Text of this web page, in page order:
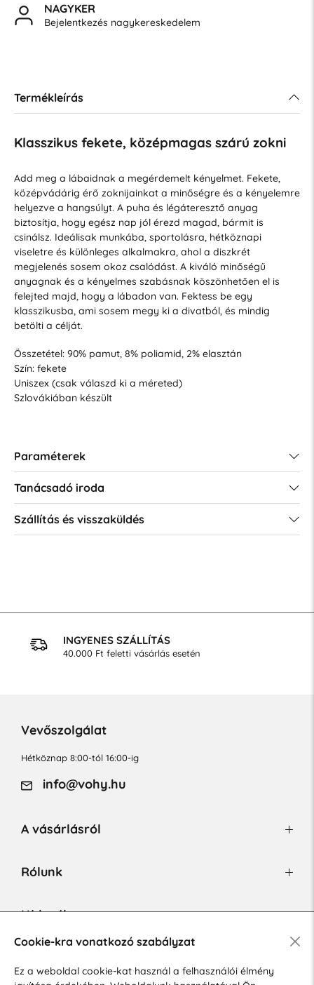
NAGYKER
Bejelentkezés nagykereskedelem
Termékleírás
Klasszikus fekete, középmagas szárú zokni
Add meg a lábaidnak a megérdemelt kényelmet. Fekete,
középvádárig érő zoknijainkat a minőségre és a kényelemre
helyezve a hangsúlyt. A puha és légáteresztő anyag
biztosítja, hogy egész nap jól érezd magad, bármit is
csinálsz. Ideálisak munkába, sportolásra, hétköznapi
viseletre és különleges alkalmakra, ahol a diszkrét
megjelenés sosem okoz csalódást. A kiváló minőségű
anyagnak és a kényelmes szabásnak köszönhetően el is
felejted majd, hogy a lábadon van. Fektess be egy
klasszikusba, ami sosem megy ki a divatból, és mindig
betölti a célját.
Összetétel: 90% pamut, 8% poliamid, 2% elasztán
Szín: fekete
Uniszex (csak válaszd ki a méreted)
Szlovákiában készült
Paraméterek
Tanácsadó iroda
Szállítás és visszaküldés
INGYENES SZÁLLÍTÁS
40.000 Ft feletti vásárlás esetén
Vevőszolgálat
Hétköznap 8:00-tól 16:00-ig
info@vohy.hu
A vásárlásról
Rólunk
Hírlevél
Hozzájárulok a személyes adatok marketing célú kezeléséhez.
Cookie-kra vonatkozó szabályzat
Ez a weboldal cookie-kat használ a felhasználói élmény